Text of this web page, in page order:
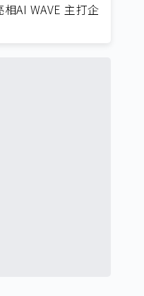
AI WAVE 主打企